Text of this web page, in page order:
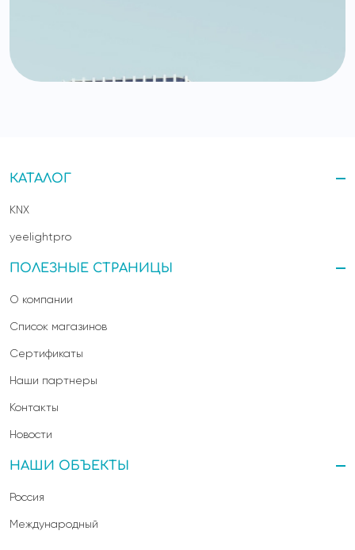
ПОЛЕЗНЫЕ СТРАНИЦЫ
О компании
Список магазинов
Сертификаты
Наши партнеры
Контакты
Новости
КАТАЛОГ
KNX
yeelightpro
НАШИ ОБЪЕКТЫ
Россия
Международный